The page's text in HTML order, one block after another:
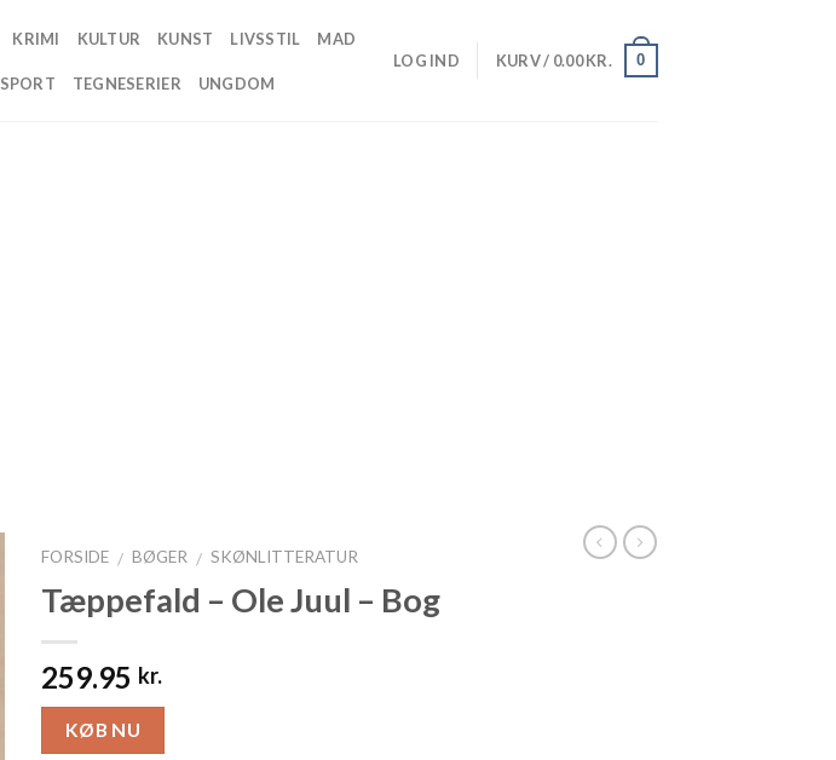
KRIMI KULTUR KUNST LIVSSTIL MAD
SPORT TEGNESERIER UNGDOM
LOG IND KURV / 0.00KR. 0
FORSIDE / BØGER / SKØNLITTERATUR
Tæppefald – Ole Juul – Bog
259.95 kr.
KØB NU